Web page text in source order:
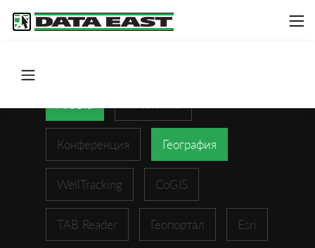
Конференция География
WellTracking CoGIS
TAB Reader Геопортал Esri